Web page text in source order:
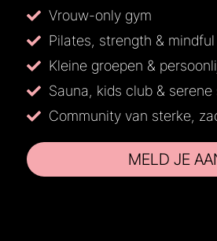
Vrouw-only gym
Pilates, strength &
Kleine groepen &
Sauna, kids club & serene
Community van sterke,
MELD JE